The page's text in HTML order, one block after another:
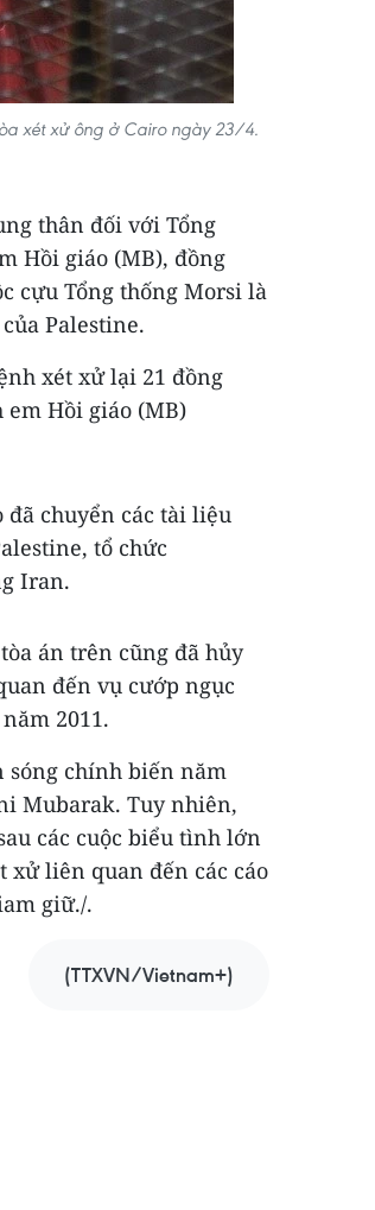
xét xử ông ở Cairo ngày 23/4.
thân đối với Tổng
Hồi giáo (MB), đồng
cựu Tổng thống Morsi là
Palestine.
xét xử lại 21 đồng
Hồi giáo (MB)
đã chuyển các tài liệu
tổ chức
Iran.
án trên cũng đã hủy
đến vụ cướp ngục
2011.
sóng chính biến năm
Mubarak. Tuy nhiên,
các cuộc biểu tình lớn
xử liên quan đến các cáo
giữ./.
(TTXVN/Vietnam+)